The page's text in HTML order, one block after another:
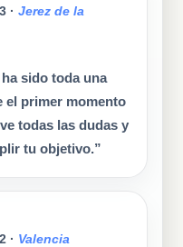
· Jerez de la
sido toda una
el primer momento
todas las dudas y
tu objetivo.”
· Valencia